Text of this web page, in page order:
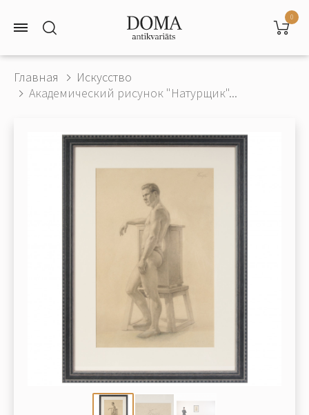
0
Главная
Искусство
Академический рисунок "Натурщик"...